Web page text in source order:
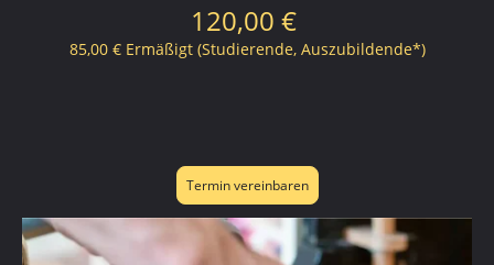
120,00 €
85,00 € Ermäßigt (Studierende, Auszubildende*)
Termin vereinbaren